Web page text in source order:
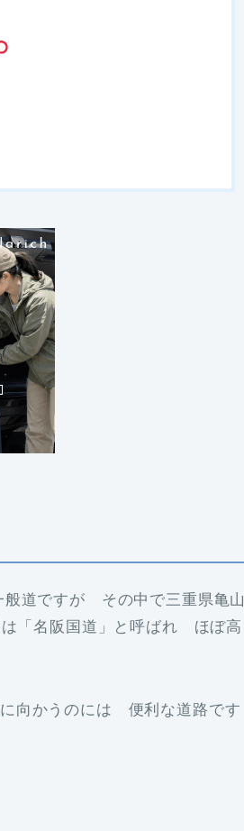
般道ですが その中で三重県亀山
「名阪国道」と呼ばれ ほぼ高
向かうのには 便利な道路です